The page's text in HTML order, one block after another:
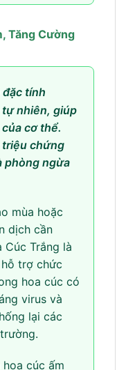
Tăng Cường
đặc tính
tự nhiên, giúp
cơ thể.
triệu chứng
phòng ngừa
mùa hoặc
dịch cần
Trắng là
trợ chức
hoa cúc có
virus và
lại các
cúc ấm